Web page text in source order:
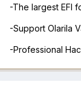
-The largest EFI
-Support Olarila
-Professional